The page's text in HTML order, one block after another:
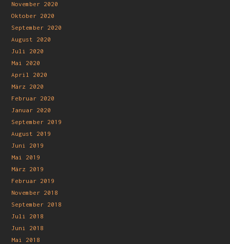
November 2020
Oktober 2020
September 2020
August 2020
Juli 2020
Mai 2020
April 2020
März 2020
Februar 2020
Januar 2020
September 2019
August 2019
Juni 2019
Mai 2019
März 2019
Februar 2019
November 2018
September 2018
Juli 2018
Juni 2018
Mai 2018